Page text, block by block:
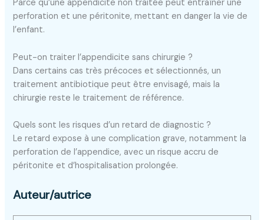
Parce qu’une appendicite non traitée peut entraîner une
perforation et une péritonite, mettant en danger la vie de
l’enfant.
Peut-on traiter l’appendicite sans chirurgie ?
Dans certains cas très précoces et sélectionnés, un
traitement antibiotique peut être envisagé, mais la
chirurgie reste le traitement de référence.
Quels sont les risques d’un retard de diagnostic ?
Le retard expose à une complication grave, notamment la
perforation de l’appendice, avec un risque accru de
péritonite et d’hospitalisation prolongée.
Auteur/autrice